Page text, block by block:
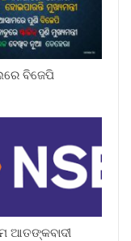
ବିଜେପି
ଆତଙ୍କବାଦୀ